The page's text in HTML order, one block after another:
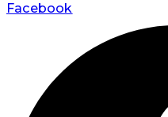
Facebook